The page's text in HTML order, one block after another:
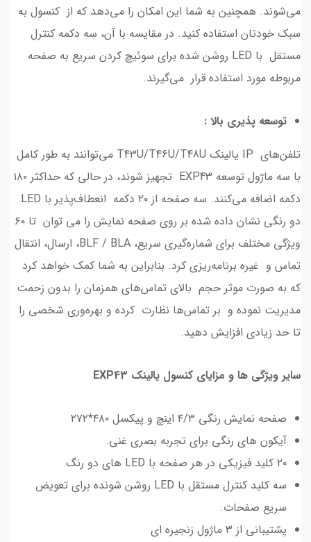
می‌شوند. همچنین به شما این امکان را می‌دهد که از کنسول به
سبک خودتان استفاده کنید. در مقایسه با آن، سه دکمه کنترل
مستقل با LED روشن شده ‌برای سوئیچ کردن سریع به صفحه
مربوطه مورد استفاده قرار می‌گیرند.
توسعه پذیری بالا :
تلفن‌های IP یالینک T43U/T46U/T48U می‌توانند به طور کامل
با سه ماژول توسعه EXP43 تجهیز شوند، در حالی که حداکثر ۱۸۰
دکمه اضافه می‌کنند. سه صفحه از ۲۰ دکمه انعطاف‌پذیر با LED
دو رنگی نشان ‌داده‌ شده بر روی صفحه نمایش را می توان تا ۶۰
ویژگی مختلف برای شماره‌گیری سریع، BLF / BLA، ارسال، انتقال
تماس و غیره برنامه‌ریزی کرد. بنابراین به شما کمک خواهد کرد
که به صورت موثر حجم بالای تماس‌های همزمان را بدون زحمت
مدیریت نموده و بر تماس‌ها نظارت کرده و بهره‌وری شخصی را
تا حد زیادی افزایش دهید.
سایر ویژگی ها و مزایای کنسول یالینک EXP43
صفحه نمایش رنگی ۴/۳ اینچ و پیکسل ۴۸۰*۲۷۲
آیکون های رنگی برای تجربه بصری غنی.
۲۰ کلید فیزیکی در هر صفحه با LED های دو رنگ.
سه کلید کنترل مستقل با LED روشن شونده ‌برای تعویض
سریع صفحات.
پشتیبانی از ۳ ماژول زنجیره ای